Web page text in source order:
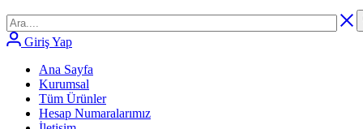
Giriş Yap
Ana Sayfa
Kurumsal
Tüm Ürünler
Hesap Numaralarımız